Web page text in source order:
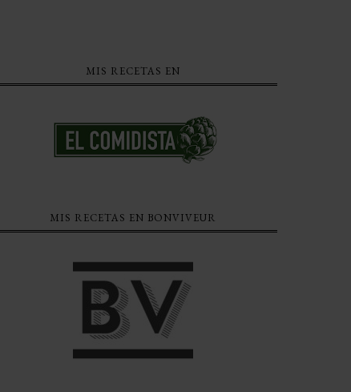
MIS RECETAS EN
MIS RECETAS EN BONVIVEUR